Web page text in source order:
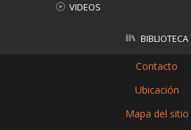
VIDEOS
BIBLIOTECA
Contacto
Ubicación
Mapa del sitio